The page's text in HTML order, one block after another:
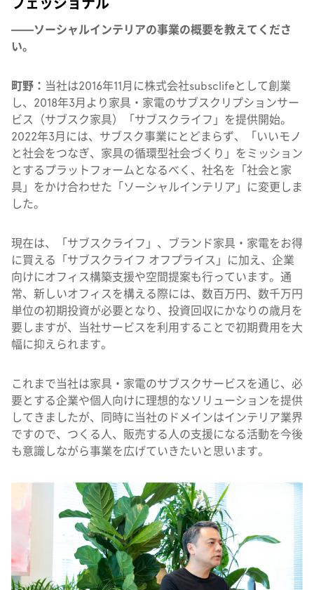
フェッショナル
——ソーシャルインテリアの事業の概要を教えてくださ
い。
町野： 当社は2016年11月に株式会社subsclifeとして創業
し、2018年3月より家具・家電のサブスクリプションサー
ビス（サブスク家具）「サブスクライフ」を提供開始。
2022年3月には、サブスク事業にとどまらず、「いいモノ
と社会をつなぎ、家具の循環型社会づくり」をミッション
とするプラットフォームとなるべく、社名を「社会と家
具」をかけ合わせた「ソーシャルインテリア」に変更しま
した。
現在は、「サブスクライフ」、ブランド家具・家電をお得
に買える「サブスクライフ オフプライス」に加え、企業
向けにオフィス構築支援や空間提案も行っています。通
常、新しいオフィスを構える際には、数百万円、数千万円
単位の初期投資が必要となり、投資回収にかなりの歳月を
要しますが、当社サービスを利用することで初期費用を大
幅に抑えられます。
これまで当社は家具・家電のサブスクサービスを通じ、必
要とする企業や個人向けに理想的なソリューションを提供
してきましたが、同時に当社のドメインはインテリア業界
ですので、つくる人、販売する人の支援になる活動を今後
も意識しながら事業を広げていきたいと思います。